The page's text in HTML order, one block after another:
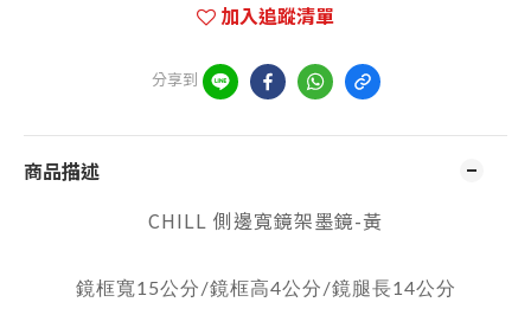
加入追蹤清單
分享到
商品描述
CHILL 側邊寬鏡架墨鏡-黃
鏡框寬15公分/鏡框高4公分/鏡腿長14公分